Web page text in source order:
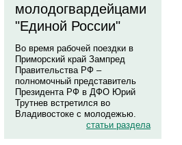
молодогвардейцами
"Единой России"
Во время рабочей поездки в
Приморский край Зампред
Правительства РФ –
полномочный представитель
Президента РФ в ДФО Юрий
Трутнев встретился во
Владивостоке с молодежью.
статьи раздела